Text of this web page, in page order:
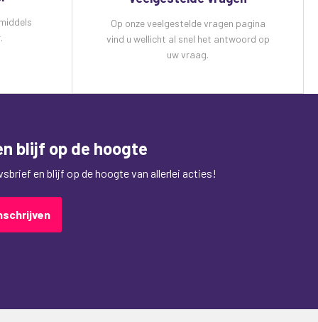
Op onze veelgestelde vragen pagina
vind u wellicht al snel het antwoord op
uw vraag.
blijf op de hoogte
en blijf op de hoogte van allerlei acties!